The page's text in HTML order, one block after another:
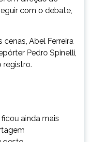
com o debate,
Abel Ferreira
Pedro Spinelli,
registro.
ainda mais